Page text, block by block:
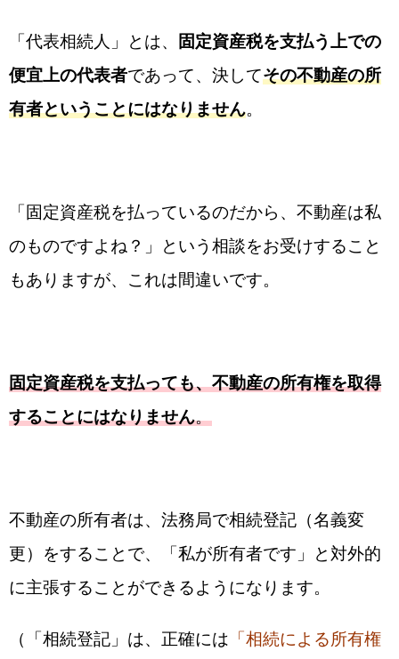
「代表相続人」とは、
固定資産税を支払う上での
便宜上の代表者であって、決してその不動産の所
有者ということにはなりません。
「固定資産税を払っているのだから、不動産は私
のものですよね？」という相談をお受けすること
もありますが、これは間違いです。
固定資産税を支払っても、不動産の所有権を取得
することにはなりません。
不動産の所有者は、法務局で相続登記（名義変
更）をすることで、「私が所有者です」と対外的
に主張することができるようになります。
（「相続登記」は、正確には 「相続による所有権